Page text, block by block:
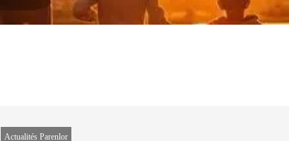
Actualités Parenlor